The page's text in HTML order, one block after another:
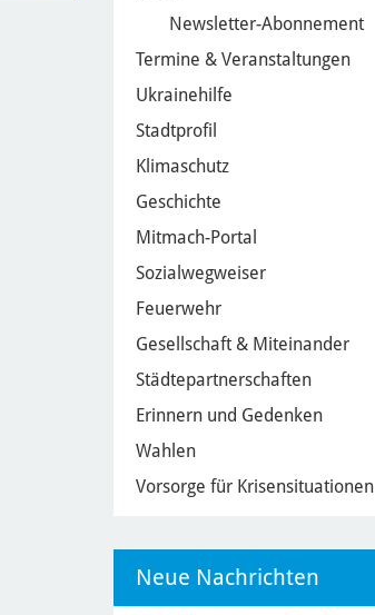
Newsletter-Abonnement
Termine & Veranstaltungen
Ukrainehilfe
Stadtprofil
Klimaschutz
Geschichte
Mitmach-Portal
Sozialwegweiser
Feuerwehr
Gesellschaft & Miteinander
Städtepartnerschaften
Erinnern und Gedenken
Wahlen
Vorsorge für Krisensituationen
Neue Nachrichten